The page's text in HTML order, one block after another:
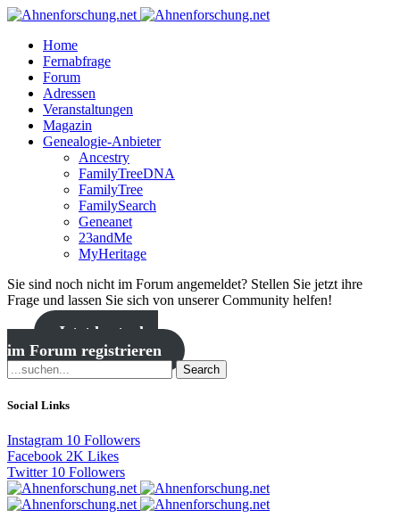
Home
Fernabfrage
Forum
Adressen
Veranstaltungen
Magazin
Genealogie-Anbieter
Ancestry
FamilyTreeDNA
FamilyTree
FamilySearch
Geneanet
23andMe
MyHeritage
Sie sind noch nicht im Forum angemeldet? Stellen Sie jetzt ihre
Frage und lassen Sie sich von unserer Community helfen!
Jetzt kostenlos
im Forum registrieren
Search
Social Links
Instagram 10 Followers
Facebook 2K Likes
Twitter 10 Followers